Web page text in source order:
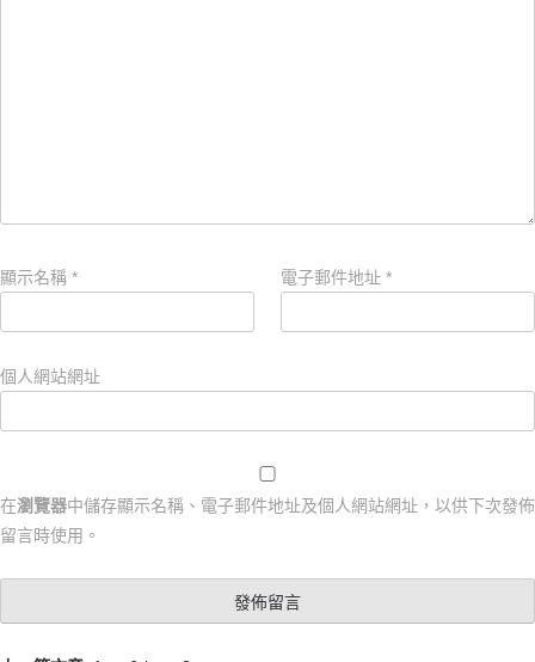
顯示名稱 * 電子郵件地址*
個人網站網址
在瀏覽器中儲存顯示名稱、電子郵件地址及個人網站網址，以供下次發佈
留言時使用。